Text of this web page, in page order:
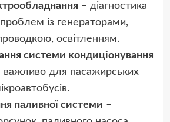
– діагностика
із генераторами,
освітленням.
системи кондиціонування
для пасажирських
паливної системи –